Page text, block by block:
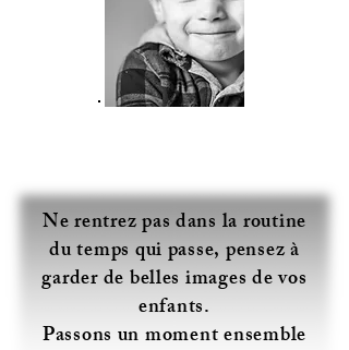
Ne rentrez pas dans la routine
du temps qui passe, pensez à
garder de belles images de vos
enfants.
Passons un moment ensemble